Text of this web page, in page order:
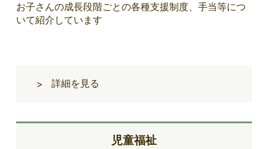
お子さんの成長段階ごとの各種支援制度、手当等につ
いて紹介しています
> 詳細を見る
児童福祉